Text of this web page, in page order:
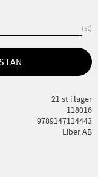
st
21 st i lager
118016
9789147114443
Liber AB